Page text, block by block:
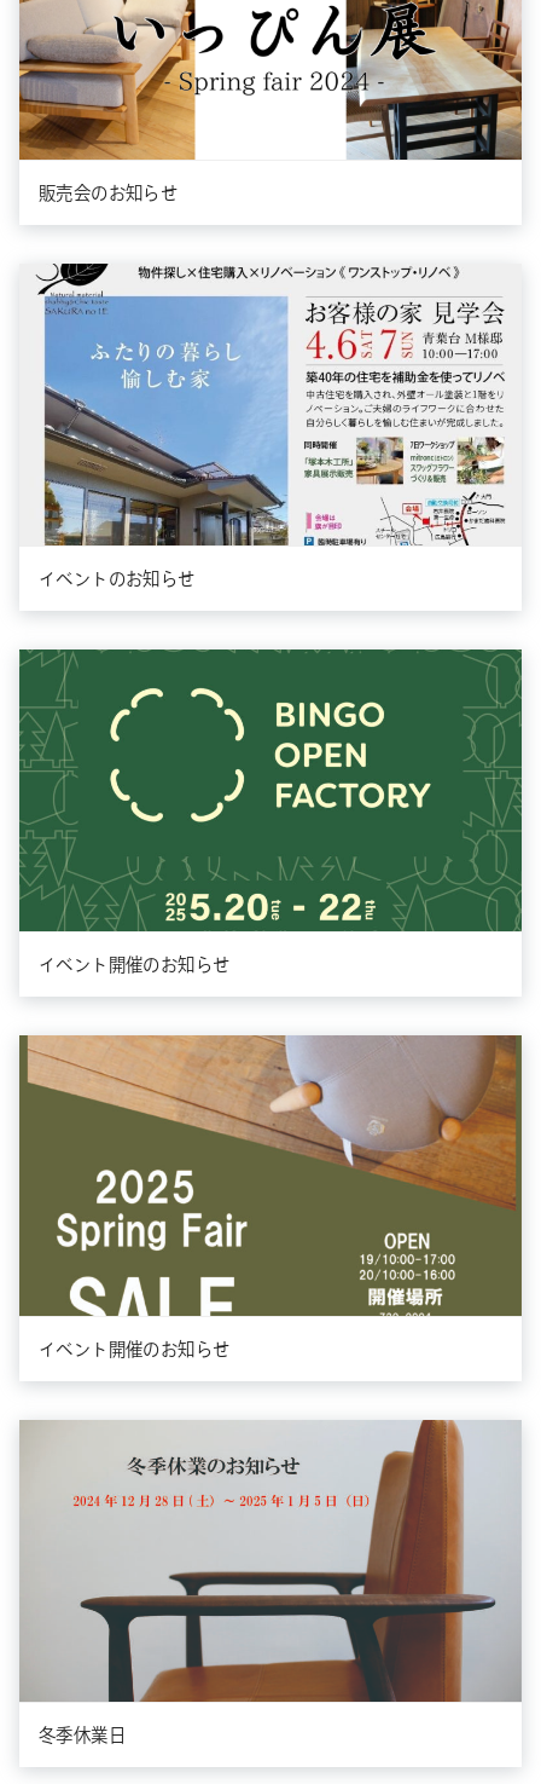
販売会のお知らせ
イベントのお知らせ
イベント開催のお知らせ
イベント開催のお知らせ
冬季休業日